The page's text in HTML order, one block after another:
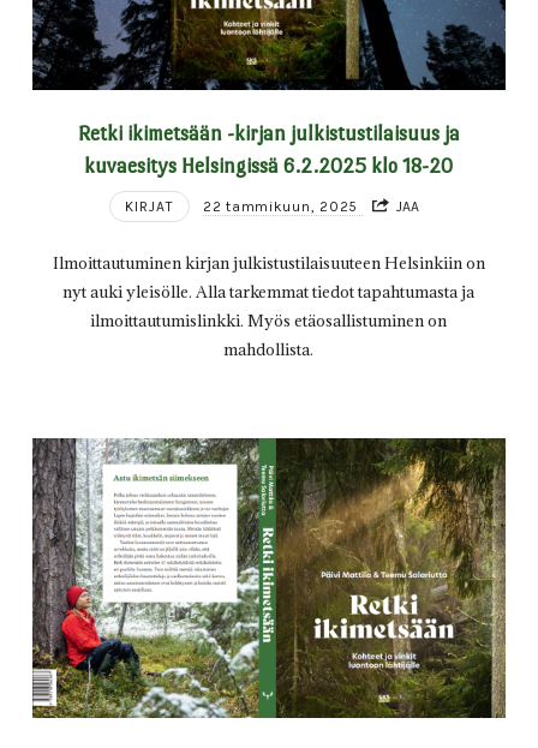
Retki ikimetsään -kirjan julkistustilaisuus ja
kuvaesitys Helsingissä 6.2.2025 klo 18-20
KIRJAT 22 tammikuun, 2025 JAA
Ilmoittautuminen kirjan julkistustilaisuuteen Helsinkiin on
nyt auki yleisölle. Alla tarkemmat tiedot tapahtumasta ja
ilmoittautumislinkki. Myös etäosallistuminen on
mahdollista.